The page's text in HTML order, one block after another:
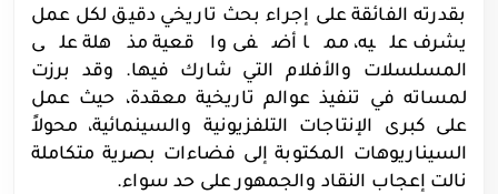
بقدرته الفائقة على إجراء بحث تاريخي دقيق لكل عمل
يشرف عليه، مما أضفى واقعية مذهلة على
المسلسلات والأفلام التي شارك فيها. وقد برزت
لمساته في تنفيذ عوالم تاريخية معقدة، حيث عمل
على كبرى الإنتاجات التلفزيونية والسينمائية، محولاً
السيناريوهات المكتوبة إلى فضاءات بصرية متكاملة
نالت إعجاب النقاد والجمهور على حد سواء.